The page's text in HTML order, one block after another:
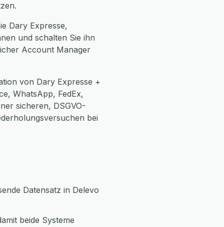
Dary Expresse,
und schalten Sie ihn
Account Manager
von Dary Expresse +
WhatsApp, FedEx,
sicheren, DSGVO-
bei
Datensatz in Delevo
beide Systeme